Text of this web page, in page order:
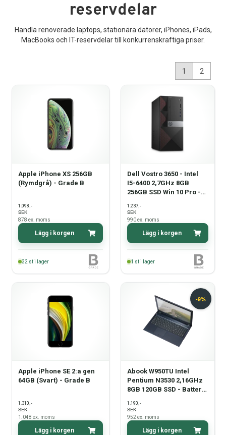
Smartphone
Log ind
reservdelar
Handla renoverade laptops, stationära datorer, iPhones, iPads,
MacBooks och IT-reservdelar till konkurrenskraftiga priser.
1 2
Apple iPhone XS 256GB
(Rymdgrå) - Grade B
1.098,-
SEK
878 ex. moms
Lägg i korgen
32 st i lager
Dell Vostro 3650 - Intel
I5-6400 2,7GHz 8GB
256GB SSD Win 10 Pro -
1.237,-
SEK
990ex. moms
Lägg i korgen
1 st i lager
Apple iPhone SE 2:a gen
64GB (Svart) - Grade B
1.310,-
SEK
1.048 ex. moms
Lägg i korgen
Abook W950TU Intel
Pentium N3530 2,16GHz
8GB 120GB SSD - Batteri
1.190,-
SEK
952 ex. moms
Lägg i korgen